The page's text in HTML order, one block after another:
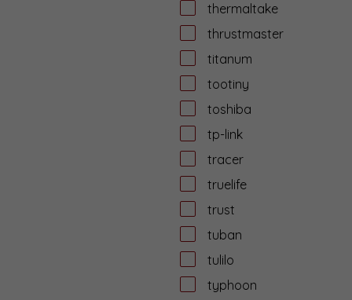
thermaltake
thrustmaster
titanum
tootiny
toshiba
tp-link
tracer
truelife
trust
tuban
tulilo
typhoon